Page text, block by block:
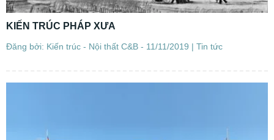
KIẾN TRÚC PHÁP XƯA
Đăng bởi: Kiến trúc - Nội thất C&B - 11/11/2019 | Tin tức